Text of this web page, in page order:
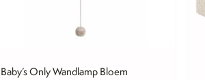
Baby’s Only Wandlamp Bloem